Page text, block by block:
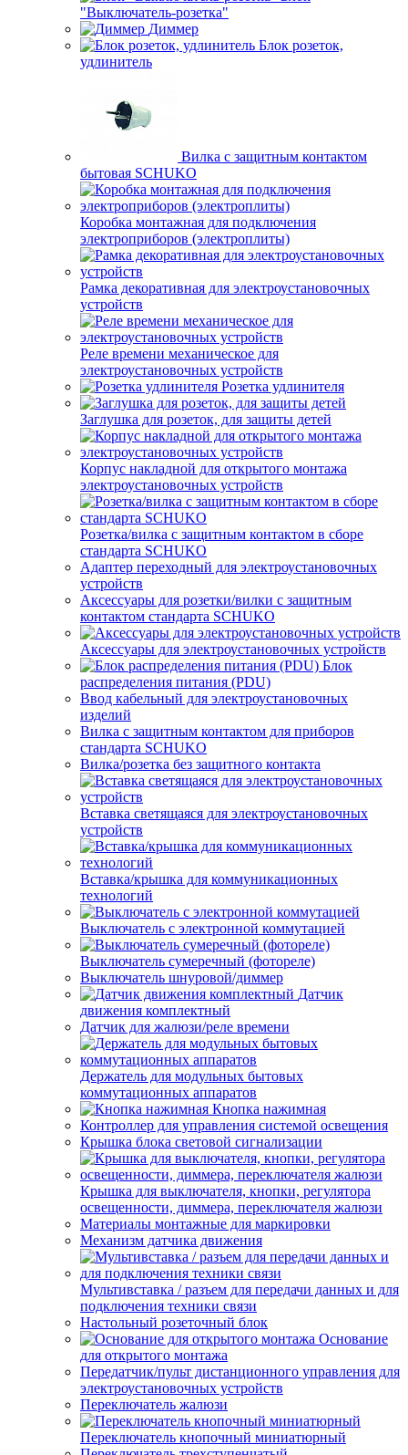
"Выключатель-розетка"
Диммер
Блок розеток,
удлинитель
Вилка с защитным контактом
бытовая SCHUKO
Коробка монтажная для подключения
электроприборов (электроплиты)
Рамка декоративная для электроустановочных
устройств
Реле времени механическое для
электроустановочных устройств
Розетка удлинителя
Заглушка для розеток, для защиты детей
Корпус накладной для открытого монтажа
электроустановочных устройств
Розетка/вилка с защитным контактом в сборе
стандарта SCHUKO
Адаптер переходный для электроустановочных
устройств
Аксессуары для розетки/вилки с защитным
контактом стандарта SCHUKO
Аксессуары для электроустановочных устройств
Блок
распределения питания (PDU)
Ввод кабельный для электроустановочных
изделий
Вилка с защитным контактом для приборов
стандарта SCHUKO
Вилка/розетка без защитного контакта
Вставка светящаяся для электроустановочных
устройств
Вставка/крышка для коммуникационных
технологий
Выключатель с электронной коммутацией
Выключатель сумеречный (фотореле)
Выключатель шнуровой/диммер
Датчик
движения комплектный
Датчик для жалюзи/реле времени
Держатель для модульных бытовых
коммутационных аппаратов
Кнопка нажимная
Контроллер для управления системой освещения
Крышка блока световой сигнализации
Крышка для выключателя, кнопки, регулятора
освещенности, диммера, переключателя жалюзи
Материалы монтажные для маркировки
Механизм датчика движения
Мультивставка / разъем для передачи данных и для
подключения техники связи
Настольный розеточный блок
Основание
для открытого монтажа
Передатчик/пульт дистанционного управления для
электроустановочных устройств
Переключатель жалюзи
Переключатель кнопочный миниатюрный